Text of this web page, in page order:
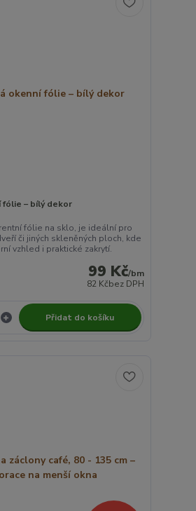
– bílý dekor
fólie na sklo, je ideální pro
či jiných skleněných ploch, kde
vzhled i praktické zakrytí.
99 Kč/bm
82 Kčbez DPH
Přidat do košíku